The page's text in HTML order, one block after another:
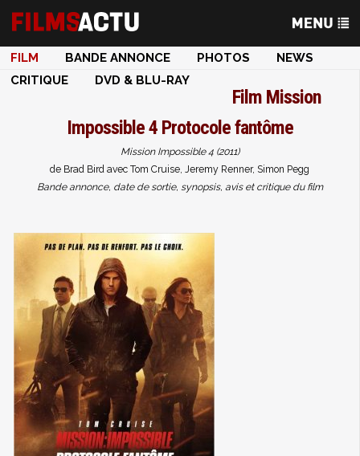
FILM BANDE ANNONCE PHOTOS
NEWS
CRITIQUE
DVD & BLU-RAY
Film Mission
Impossible 4 Protocole fantôme
Mission Impossible 4 (2011)
de Brad Bird avec Tom Cruise, Jeremy Renner, Simon Pegg
Bande annonce, date de sortie, synopsis, avis et critique du film